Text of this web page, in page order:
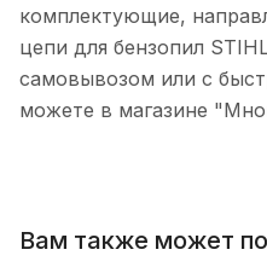
комплектующие,
цепи для бензопил
самовывозом или с
можете в магазине
Вам также может